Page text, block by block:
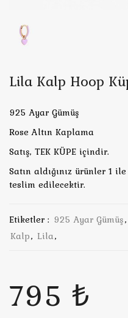
Lila Kalp Hoop
925 Ayar Gümüş
Rose Altın Kaplama
Satış, TEK KÜPE içindir.
Satın aldığınız ürünler 1
teslim edilecektir.
Etiketler : 925 Ayar Gümüş,
Kalp, Lila,
795 ₺